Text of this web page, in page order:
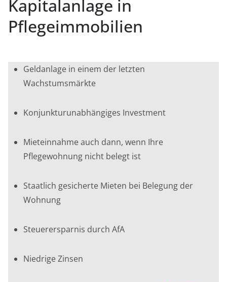
Kapitalanlage in
Pflegeimmobilien
Geldanlage in einem der letzten
Wachstumsmärkte
Konjunkturunabhängiges Investment
Mieteinnahme auch dann, wenn Ihre
Pflegewohnung nicht belegt ist
Staatlich gesicherte Mieten bei Belegung der
Wohnung
Steuerersparnis durch AfA
Niedrige Zinsen